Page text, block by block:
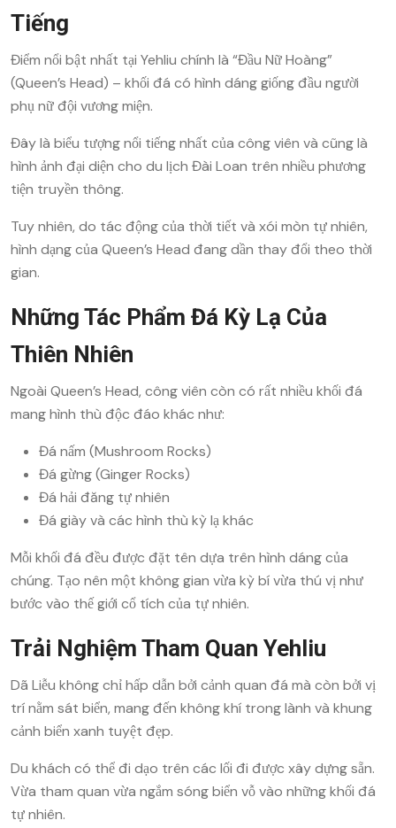
Tiếng
Điểm nổi bật nhất tại Yehliu chính là “Đầu Nữ Hoàng”
(Queen’s Head) – khối đá có hình dáng giống đầu người
phụ nữ đội vương miện.
Đây là biểu tượng nổi tiếng nhất của công viên và cũng là
hình ảnh đại diện cho du lịch Đài Loan trên nhiều phương
tiện truyền thông.
Tuy nhiên, do tác động của thời tiết và xói mòn tự nhiên,
hình dạng của Queen’s Head đang dần thay đổi theo thời
gian.
Những Tác Phẩm Đá Kỳ Lạ Của
Thiên Nhiên
Ngoài Queen’s Head, công viên còn có rất nhiều khối đá
mang hình thù độc đáo khác như:
Đá nấm (Mushroom Rocks)
Đá gừng (Ginger Rocks)
Đá hải đăng tự nhiên
Đá giày và các hình thù kỳ lạ khác
Mỗi khối đá đều được đặt tên dựa trên hình dáng của
chúng. Tạo nên một không gian vừa kỳ bí vừa thú vị như
bước vào thế giới cổ tích của tự nhiên.
Trải Nghiệm Tham Quan Yehliu
Dã Liễu không chỉ hấp dẫn bởi cảnh quan đá mà còn bởi vị
trí nằm sát biển, mang đến không khí trong lành và khung
cảnh biển xanh tuyệt đẹp.
Du khách có thể đi dạo trên các lối đi được xây dựng sẵn.
Vừa tham quan vừa ngắm sóng biển vỗ vào những khối đá
tự nhiên.